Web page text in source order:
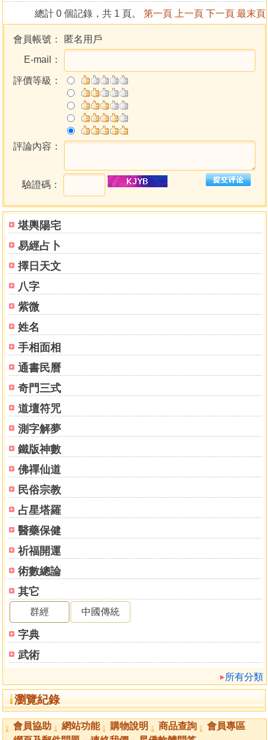
堪輿陽宅
易經占卜
擇日天文
八字
紫微
姓名
手相面相
通書民曆
奇門三式
道壇符咒
測字解夢
鐵版神數
佛禪仙道
民俗宗教
占星塔羅
醫藥保健
祈福開運
術數總論
其它
群經 中國傳統
字典
武術
所有分類
瀏覽紀錄
總計 0 個記錄，共 1 頁。 第一頁 上一頁 下一頁 最末頁
會員帳號：
匿名用戶
E-mail：
評價等級：
評論內容：
驗證碼：
會員協助 網站功能 購物說明 商品查詢
會員專區